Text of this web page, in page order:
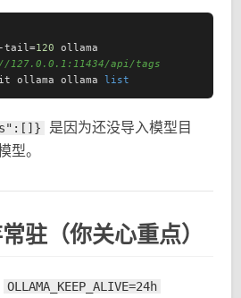
tail=120 ollama
//127.0.0.1:11434/api/tags
ollama ollama list
是因为还没导入模型目
型。
驻（你关心重点）
OLLAMA_KEEP_ALIVE=24h